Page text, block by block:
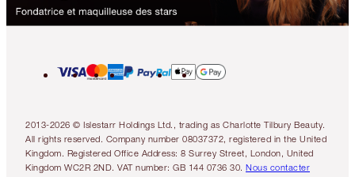
2013-2026 © Islestarr Holdings Ltd., trading as Charlotte Tilbury Beauty.
All rights reserved. Company number 08037372, registered in the United
Kingdom. Registered Office Address: 8 Surrey Street, London, United
Kingdom WC2R 2ND. VAT number: GB 144 0736 30. Nous contacter